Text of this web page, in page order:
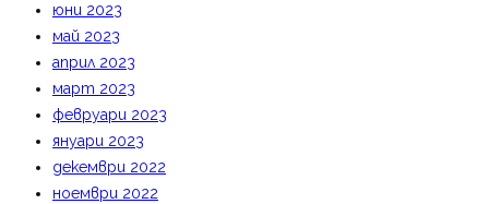
юни 2023
май 2023
април 2023
март 2023
февруари 2023
януари 2023
декември 2022
ноември 2022